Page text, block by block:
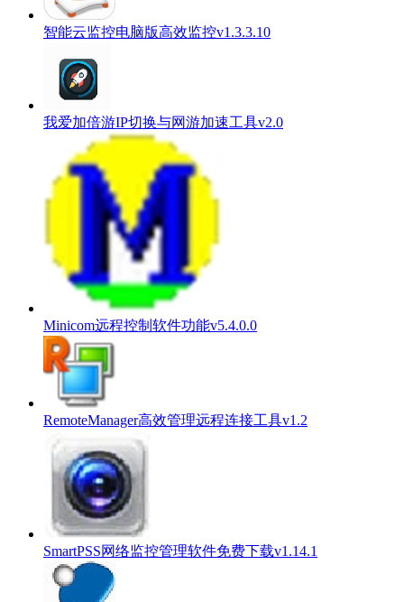
智能云监控电脑版高效监控v1.3.3.10
我爱加倍游IP切换与网游加速工具v2.0
Minicom远程控制软件功能v5.4.0.0
RemoteManager高效管理远程连接工具v1.2
SmartPSS网络监控管理软件免费下载v1.14.1